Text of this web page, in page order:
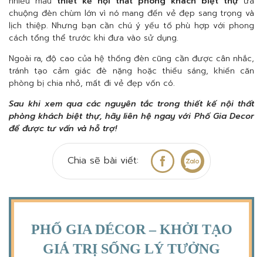
chuộng đèn chùm lớn vì nó mang đến vẻ đẹp sang trọng và
lịch thiệp. Nhưng bạn cần chú ý yếu tố phù hợp với phong
cách tổng thể trước khi đưa vào sử dụng.
Ngoài ra, độ cao của hệ thống đèn cũng cần được cân nhắc,
tránh tạo cảm giác đè nặng hoặc thiếu sáng, khiến căn
phòng bị chia nhỏ, mất đi vẻ đẹp vốn có.
Sau khi xem qua các nguyên tắc trong thiết kế nội thất
phòng khách biệt thự, hãy liên hệ ngay với Phố Gia Decor
để được tư vấn và hỗ trợ!
Chia sẽ bài viết:
PHỐ GIA DÉCOR – KHỞI TẠO
GIÁ TRỊ SỐNG LÝ TƯỞNG